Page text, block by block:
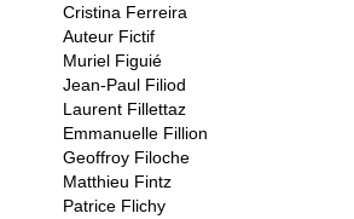
Cristina Ferreira
Auteur Fictif
Muriel Figuié
Jean-Paul Filiod
Laurent Fillettaz
Emmanuelle Fillion
Geoffroy Filoche
Matthieu Fintz
Patrice Flichy